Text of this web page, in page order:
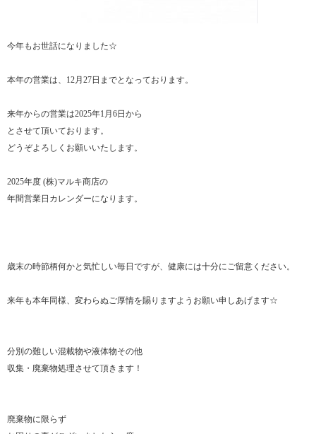
今年もお世話になりました☆
本年の営業は、12月27日までとなっております。
来年からの営業は2025年1月6日から
とさせて頂いております。
どうぞよろしくお願いいたします。
2025年度 (株)マルキ商店の
年間営業日カレンダーになります。
歳末の時節柄何かと気忙しい毎日ですが、健康には十分にご留意ください。
来年も本年同様、変わらぬご厚情を賜りますようお願い申しあげます☆
分別の難しい混載物や液体物その他
収集・廃棄物処理させて頂きます！
廃棄物に限らず